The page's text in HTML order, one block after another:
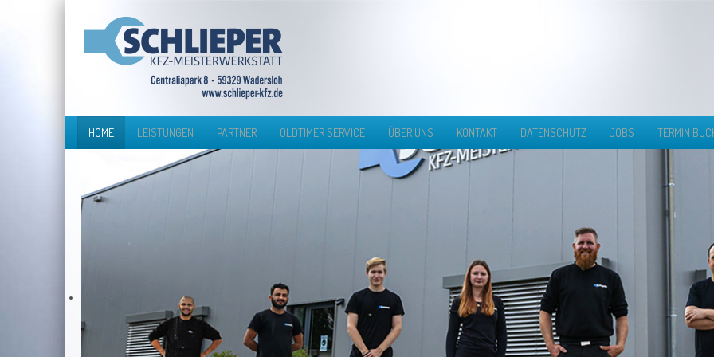
HOME LEISTUNGEN PARTNER OLDTIMER SERVICE ÜBER UNS KONTAKT DATENSCHUTZ JOBS TERMIN